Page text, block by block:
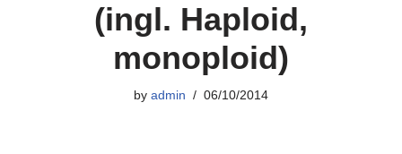
(ingl. Haploid,
monoploid)
by admin 06/10/2014